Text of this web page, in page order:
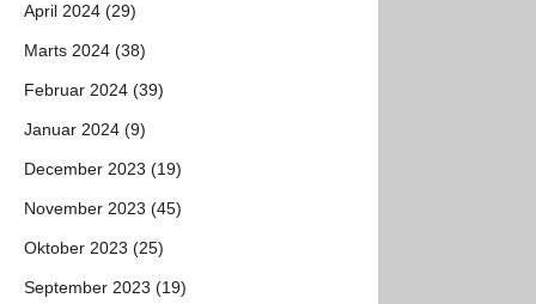
April 2024 (29)
Marts 2024 (38)
Februar 2024 (39)
Januar 2024 (9)
December 2023 (19)
November 2023 (45)
Oktober 2023 (25)
September 2023 (19)